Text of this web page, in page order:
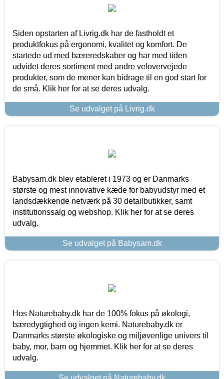
Siden opstarten af Livrig.dk har de fastholdt et
produktfokus på ergonomi, kvalitet og komfort. De
startede ud med bæreredskaber og har med tiden
udvidet deres sortiment med andre velovervejede
produkter, som de mener kan bidrage til en god start for
de små. Klik her for at se deres udvalg.
Se udvalget på Livrig.dk
Babysam.dk blev etableret i 1973 og er Danmarks
største og mest innovative kæde for babyudstyr med et
landsdækkende netværk på 30 detailbutikker, samt
institutionssalg og webshop. Klik her for at se deres
udvalg.
Se udvalget på Babysam.dk
Hos Naturebaby.dk har de 100% fokus på økologi,
bæredygtighed og ingen kemi. Naturebaby.dk er
Danmarks største økologiske og miljøvenlige univers til
baby, mor, barn og hjemmet. Klik her for at se deres
udvalg.